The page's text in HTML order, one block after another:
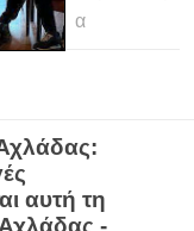
α
αυτή τη
Αχλάδας -